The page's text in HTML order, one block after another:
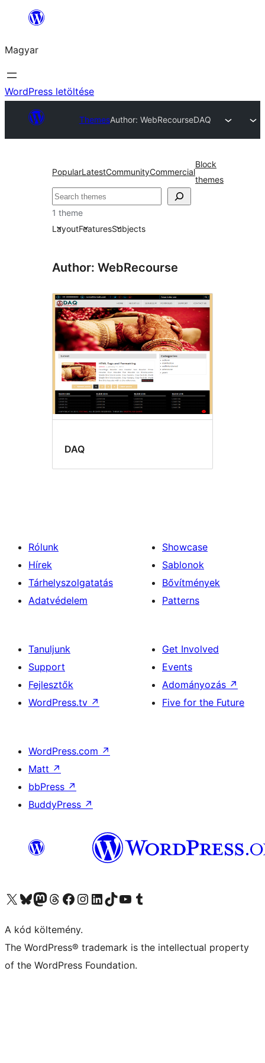
Ugrás
tartalomhoz
Magyar
WordPress letöltése
ThemesAuthor: WebRecourseDAQ
PopularLatestCommunityCommercial
Block
themes
Keresés
1 theme
LayoutFeaturesSubjects
Author: WebRecourse
DAQ
Rólunk
Hírek
Tárhelyszolgatatás
Adatvédelem
Showcase
Sablonok
Bővítmények
Patterns
Tanuljunk
Support
Fejlesztők
WordPress.tv ↗
Get Involved
Events
Adományozás ↗
Five for the Future
WordPress.com ↗
Matt ↗
bbPress ↗
BuddyPress ↗
Visit our X (formerly Twitter) account
Visit our Bluesky account
Twitter csatornánk
Visit our Threads account
Facebook oldalunk megtekintése
Visit our Instagram account
Visit our LinkedIn account
Visit our TikTok account
Visit our YouTube channel
Visit our Tumblr account
A kód költemény.
The WordPress® trademark is the intellectual property
of the WordPress Foundation.